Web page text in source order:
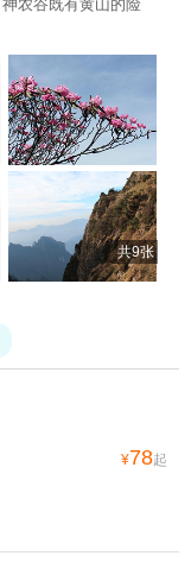
农谷既有黄山的险
杉箭竹苍翠，春来高
如指，如掌，如峰，
隐时现，人好像在云
片都可以当作屏保和
时间长，但强度还可
！！！出口离入口不
共9张
¥78起